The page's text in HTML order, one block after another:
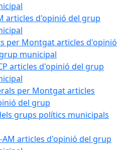
articles d'opinió del grup
per Montgat articles d'opinió
municipal
articles d'opinió del grup
per Montgat articles
del grup
grups polítics municipals
AM articles d'opinió del grup